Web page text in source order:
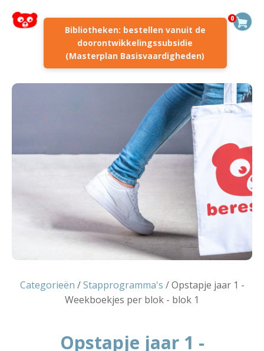
Bibliotheken: bestellen vanuit de
doorontwikkelingssubsidie
(Masterplan Basisvaardigheden)
0
Categorieën /Stapprogramma's / Opstapje jaar 1 -
Weekboekjes per blok - blok 1
Opstapje jaar 1 -